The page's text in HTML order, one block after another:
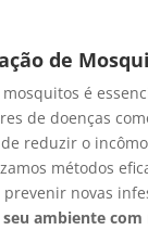
de
é
de doenças
reduzir o
métodos
novas
ambiente com